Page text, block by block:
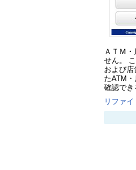
ＡＴＭ
せん。
および
たATM
確認で
リファ